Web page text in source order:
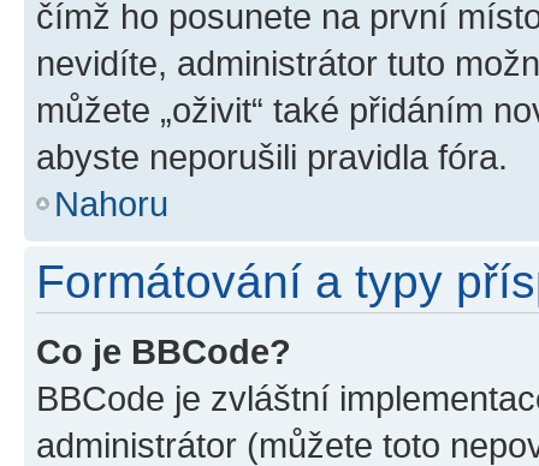
čímž ho posunete na první
nevidíte, administrátor tuto
můžete „oživit“ také přidáním
abyste neporušili pravidla fóra.
Nahoru
Formátování a typy
Co je BBCode?
BBCode je zvláštní
administrátor (můžete toto